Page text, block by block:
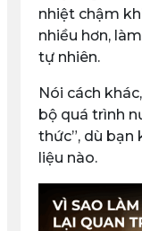
nhiệt chậm
nhiều hơn,
tự nhiên.
Nói cách
bộ quá trình
thức”, dù bạn
liệu nào.